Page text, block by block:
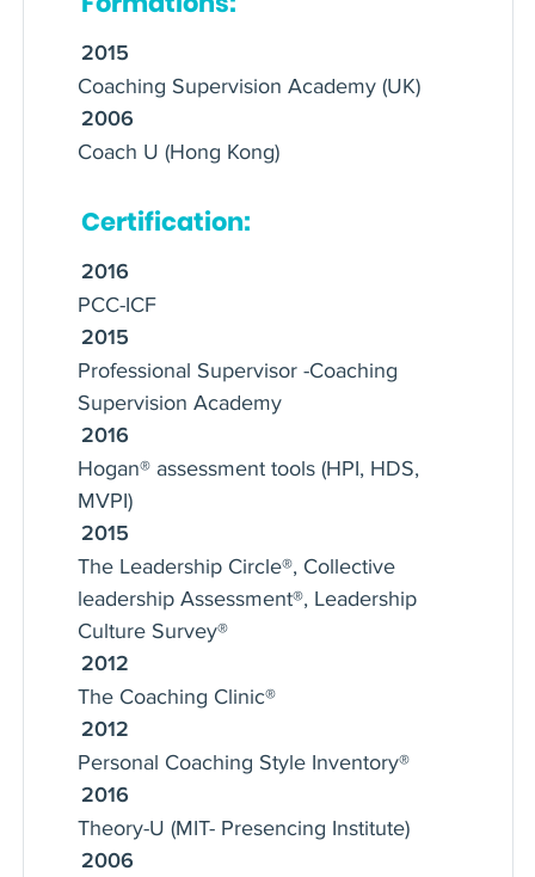
elle a créé et anime la Commission
Digital- Intelligence Artificielle et
Coaching au sein de l'International
Coaching Federation - France.
2015
Coaching Supervision Academy (UK)
2006
Coach U (Hong Kong)
Certification:
2016
PCC-ICF
2015
Professional Supervisor -Coaching
Supervision Academy
2016
Hogan® assessment tools (HPI, HDS,
MVPI)
2015
The Leadership Circle®, Collective
leadership Assessment®, Leadership
Culture Survey®
2012
The Coaching Clinic®
2012
Personal Coaching Style Inventory®
2016
Theory-U (MIT- Presencing Institute)
2006